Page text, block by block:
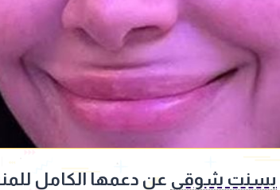
بسنت شوقي عن دعمها الكامل